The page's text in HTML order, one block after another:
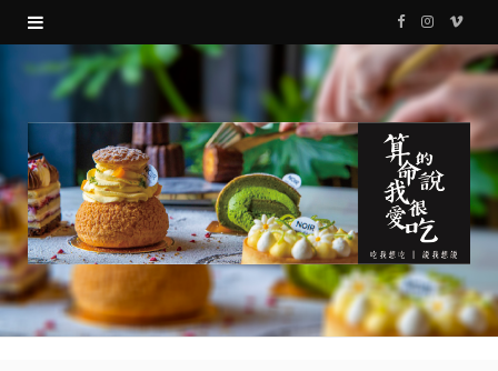
F
a
c
e
b
o
k
I
s
g
r
a
V
i